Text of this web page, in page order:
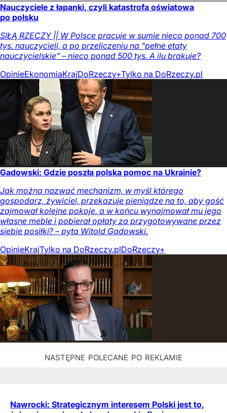
Nauczyciele z łapanki, czyli katastrofa oświatowa
po polsku
SIŁĄ RZECZY || W Polsce pracuje w sumie nieco ponad 700
tys. nauczycieli, a po przeliczeniu na "pełne etaty
nauczycielskie" – nieco ponad 500 tys. A ilu brakuje?
OpinieEkonomiaKrajDoRzeczy+Tylko na DoRzeczy.pl
Gadowski: Gdzie poszła polska pomoc na Ukrainie?
Jak można nazwać mechanizm, w myśl którego
gospodarz, żywiciel, przekazuje pieniądze na to, aby gość
zajmował kolejne pokoje, a w końcu wynajmował mu jego
własne meble i pobierał opłaty za przygotowywane przez
siebie posiłki? – pyta Witold Gadowski.
OpinieKrajTylko na DoRzeczy.plDoRzeczy+
Nawrocki: Strategicznym interesem Polski jest to,